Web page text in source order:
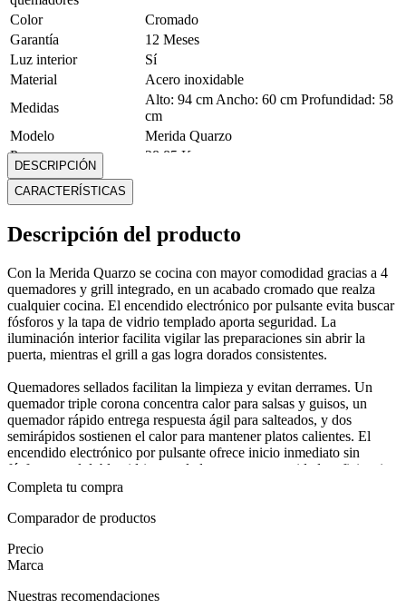
Color
Cromado
Garantía
12 Meses
Luz interior
Sí
Material
Acero inoxidable
Medidas
Alto: 94 cm Ancho: 60 cm Profundidad: 58
cm
Modelo
Merida Quarzo
Peso
28.85 Kg
Reloj digital
Tapa de vidrio
Tipo de cocina
A gas
Tipo de montaje
Cocina independiente
Mostrar más
DESCRIPCIÓN
CARACTERÍSTICAS
Descripción del producto
Con la Merida Quarzo se cocina con mayor comodidad gracias a 4
quemadores y grill integrado, en un acabado cromado que realza
cualquier cocina. El encendido electrónico por pulsante evita buscar
fósforos y la tapa de vidrio templado aporta seguridad. La
iluminación interior facilita vigilar las preparaciones sin abrir la
puerta, mientras el grill a gas logra dorados consistentes.
Quemadores sellados facilitan la limpieza y evitan derrames. Un
quemador triple corona concentra calor para salsas y guisos, un
quemador rápido entrega respuesta ágil para salteados, y dos
semirápidos sostienen el calor para mantener platos calientes. El
encendido electrónico por pulsante ofrece inicio inmediato sin
fósforos, y el doble vidrio templado aumenta seguridad y eficiencia
térmica. Grill a gas añade texturas doradas y jugosas.
En la práctica diaria, la Merida Quarzo se adapta a desayunos,
perfectos, la iluminación interior facilita supervisar las preparaciones
y el control de temperatura se mantiene estable. Con 4 quemadores y
quienes buscan rendimiento constante y confianza en cada plato.
Completa tu compra
Comparador de productos
Precio
Marca
Nuestras recomendaciones